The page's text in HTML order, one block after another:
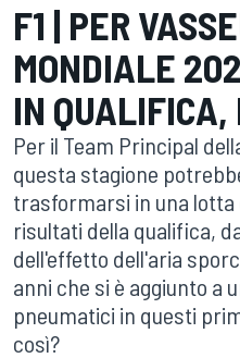
F1 | PER
MONDIALE
IN QUALIFICA,
Per il Team Principal
questa stagione
trasformarsi in una
risultati della qualifica,
dell'effetto dell'aria
anni che si è aggiunto a
pneumatici in questi
così?